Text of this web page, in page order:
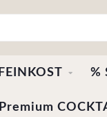
FEINKOST %
Premium